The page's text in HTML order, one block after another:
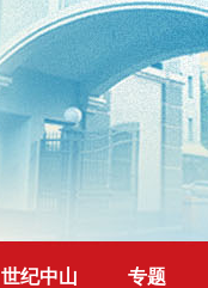
世纪中山 专题